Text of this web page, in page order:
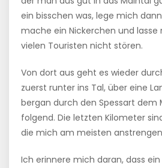
ein bisschen was, lege mich
mache ein Nickerchen und
vielen Touristen nicht stören.
Von dort aus geht es wieder
zuerst runter ins Tal, über eine
bergan durch den Spessart dem
folgend. Die letzten Kilometer
die mich am meisten
Ich erinnere mich daran, dass